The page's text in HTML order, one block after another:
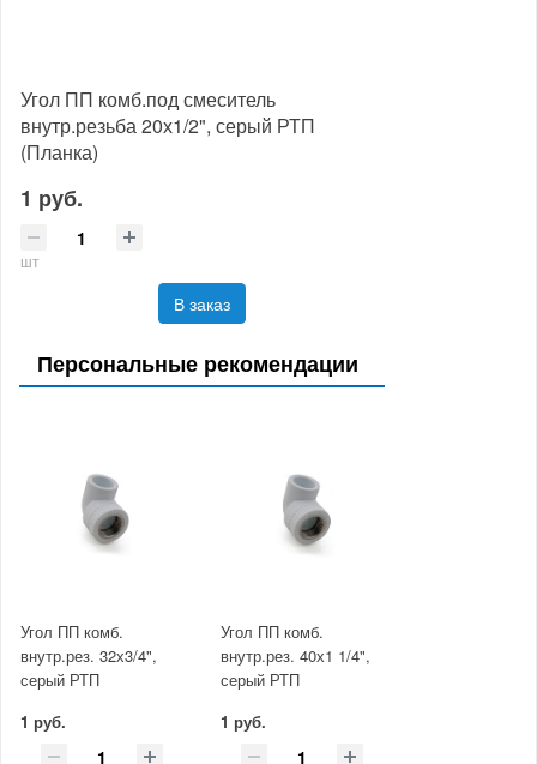
Угол ПП комб.под смеситель
внутр.резьба 20х1/2", серый РТП
(Планка)
1 руб.
шт
В заказ
Персональные рекомендации
Угол ПП комб.
внутр.рез. 32х3/4",
серый РТП
1 руб.
Угол ПП комб.
внутр.рез. 40х1 1/4",
серый РТП
1 руб.